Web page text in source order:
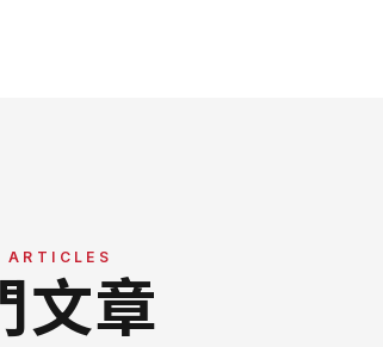
ARTICLES
文章